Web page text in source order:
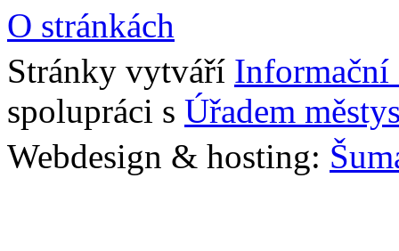
O stránkách
Stránky vytváří Informační
spolupráci s Úřadem
Webdesign & hosting: